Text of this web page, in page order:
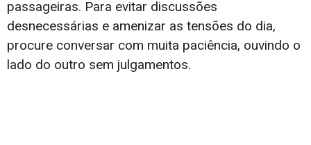
passageiras. Para evitar discussões
desnecessárias e amenizar as tensões do dia,
procure conversar com muita paciência, ouvindo o
lado do outro sem julgamentos.